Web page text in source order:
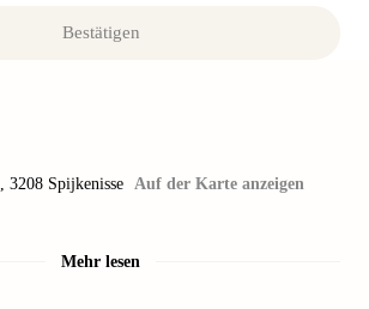
Bestätigen
, 3208 Spijkenisse Auf der Karte anzeigen
Mehr lesen